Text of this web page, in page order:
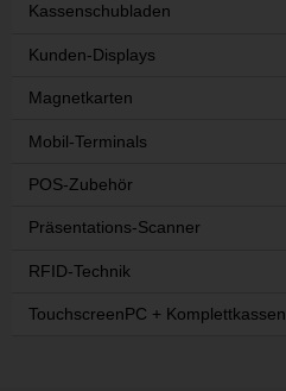
Kassenschubladen
Kunden-Displays
Magnetkarten
Mobil-Terminals
POS-Zubehör
Präsentations-Scanner
RFID-Technik
TouchscreenPC + Komplettkassen